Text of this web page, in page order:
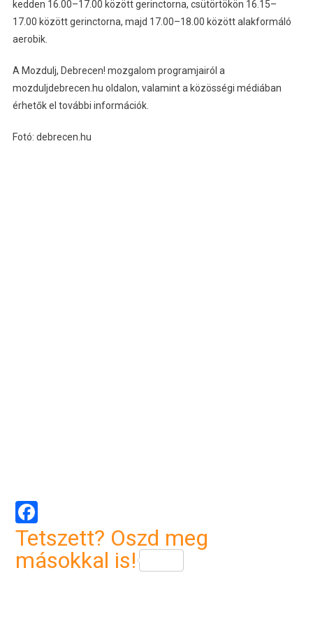
kedden 16.00–17.00 között gerinctorna, csütörtökön 16.15–
17.00 között gerinctorna, majd 17.00–18.00 között alakformáló
aerobik.
A Mozdulj, Debrecen! mozgalom programjairól a
mozduljdebrecen.hu oldalon, valamint a közösségi médiában
érhetők el további információk.
Fotó: debrecen.hu
Facebook
Tetszett? Oszd meg
másokkal is!